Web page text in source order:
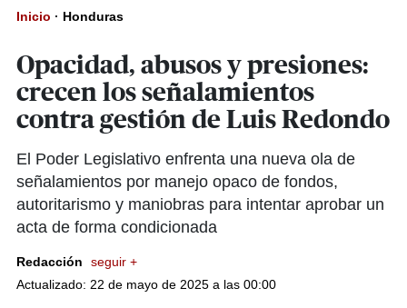
Inicio · Honduras
Opacidad, abusos y presiones:
crecen los señalamientos
contra gestión de Luis Redondo
El Poder Legislativo enfrenta una nueva ola de
señalamientos por manejo opaco de fondos,
autoritarismo y maniobras para intentar aprobar un
acta de forma condicionada
Redacción
seguir +
Actualizado: 22 de mayo de 2025 a las 00:00